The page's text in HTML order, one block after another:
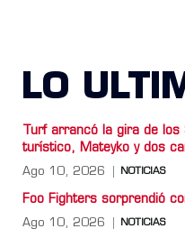
LO
Turf arrancó la gira de
turístico, Mateyko y dos
Ago 10, 2026 NOTICIAS
Foo Fighters sorprendió
Ago 10, 2026 NOTICIAS